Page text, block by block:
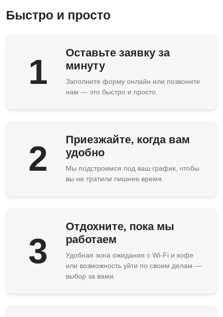
Быстро и просто
1
Оставьте заявку за
минуту
Заполните форму онлайн или позвоните
нам — это быстро и просто.
2
Приезжайте, когда вам
удобно
Мы подстроимся под ваш график, чтобы
вы не тратили лишнее время.
3
Отдохните, пока мы
работаем
Удобная зона ожидания с Wi-Fi и кофе
или возможность уйти по своим делам —
выбор за вами.